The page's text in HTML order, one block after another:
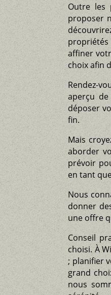
Outre les
proposer
affiner
choix afin
Rendez-
aperçu
déposer
fin.
Mais
aborder
prévoir
en tant
Nous
donner
une offre
Conseil
choisi. À
; planifier
grand
nous